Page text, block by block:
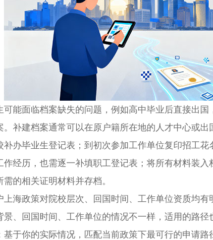
面临档案缺失的问题，例如高中毕业后直接出国
。补建档案通常可以在原户籍所在地的人才中心或
补办毕业生登记表；到初次参加工作单位复印招工
作经历，也需逐一补填职工登记表；将所有材料装
的相关证明材料并存档。
政策对院校层次、回国时间、工作单位资质均有
景、回国时间、工作单位的情况不一样，适用的路
基于你的实际情况，匹配当前政策下最可行的申请